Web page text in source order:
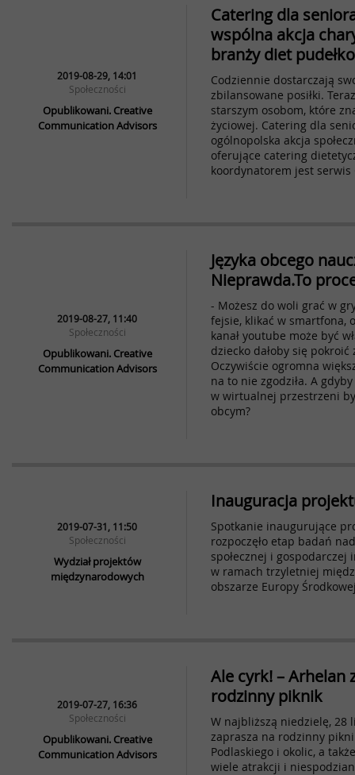
2019-08-29, 14:01
Społeczności
Opublikowani. Creative
Communication Advisors
Catering dla
wspólna akcja
branży diet
Codziennie dostarczają
zbilansowane posiłki.
starszym osobom, które
życiowej. Catering dla
ogólnopolska akcja
oferujące catering
koordynatorem jest
2019-08-27, 11:40
Społeczności
Opublikowani. Creative
Communication Advisors
Języka obcego
Nieprawda.To
- Możesz do woli grać w
fejsie, klikać w smartfona,
kanał youtube może być
dziecko dałoby się
Oczywiście ogromna
na to nie zgodziła. A
w wirtualnej przestrzeni
obcym?
2019-07-31, 11:50
Społeczności
Wydział projektów
międzynarodowych
Inauguracja
Spotkanie inaugurujące
rozpoczęło etap badań
społecznej i
w ramach trzyletniej
obszarze Europy
2019-07-27, 16:36
Społeczności
Opublikowani. Creative
Communication Advisors
Ale cyrk! – Arhelan
rodzinny piknik
W najbliższą niedzielę, 28
zaprasza na rodzinny
Podlaskiego i okolic, a
wiele atrakcji i